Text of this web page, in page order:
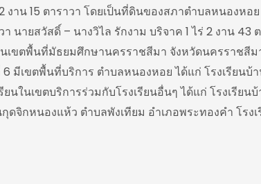
น 15 ตาราวา โดยเป็นที่ดินของสภาตำบลหนองหอย
นายสวัสดิ์ – นางวิไล รักงาม บริจาค 1 ไร่ 2 งาน 43
นเขตพื้นที่มัธยมศึกษานครราชสีมา จังหวัดนครราชสี
เขตพื้นที่บริการ ตำบลหนองหอย ได้แก่ โรงเรียนบ้
นในเขตบริการร่วมกับโรงเรียนอื่นๆ ได้แก่ โรงเรีย
จิกหนองแห้ว ตำบลพังเทียม อำเภอพระทองคำ โรง